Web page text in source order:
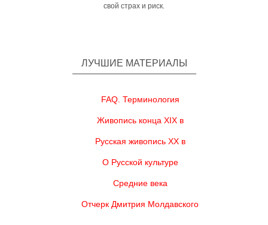
свой страх и риск.
ЛУЧШИЕ МАТЕРИАЛЫ
FAQ. Терминология
Живопись конца XIX в
Русская живопись XX в
О Русской культуре
Средние века
Отчерк Дмитрия Молдавского